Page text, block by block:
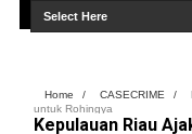
Home / CASECRIME /
untuk Rohingya
Kepulauan Riau